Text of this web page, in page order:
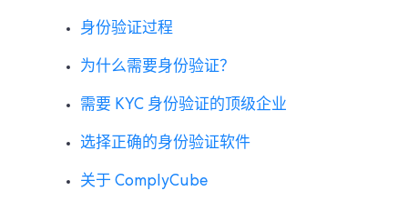
身份验证过程
为什么需要身份验证？
需要 KYC 身份验证的顶级企业
选择正确的身份验证软件
关于 ComplyCube